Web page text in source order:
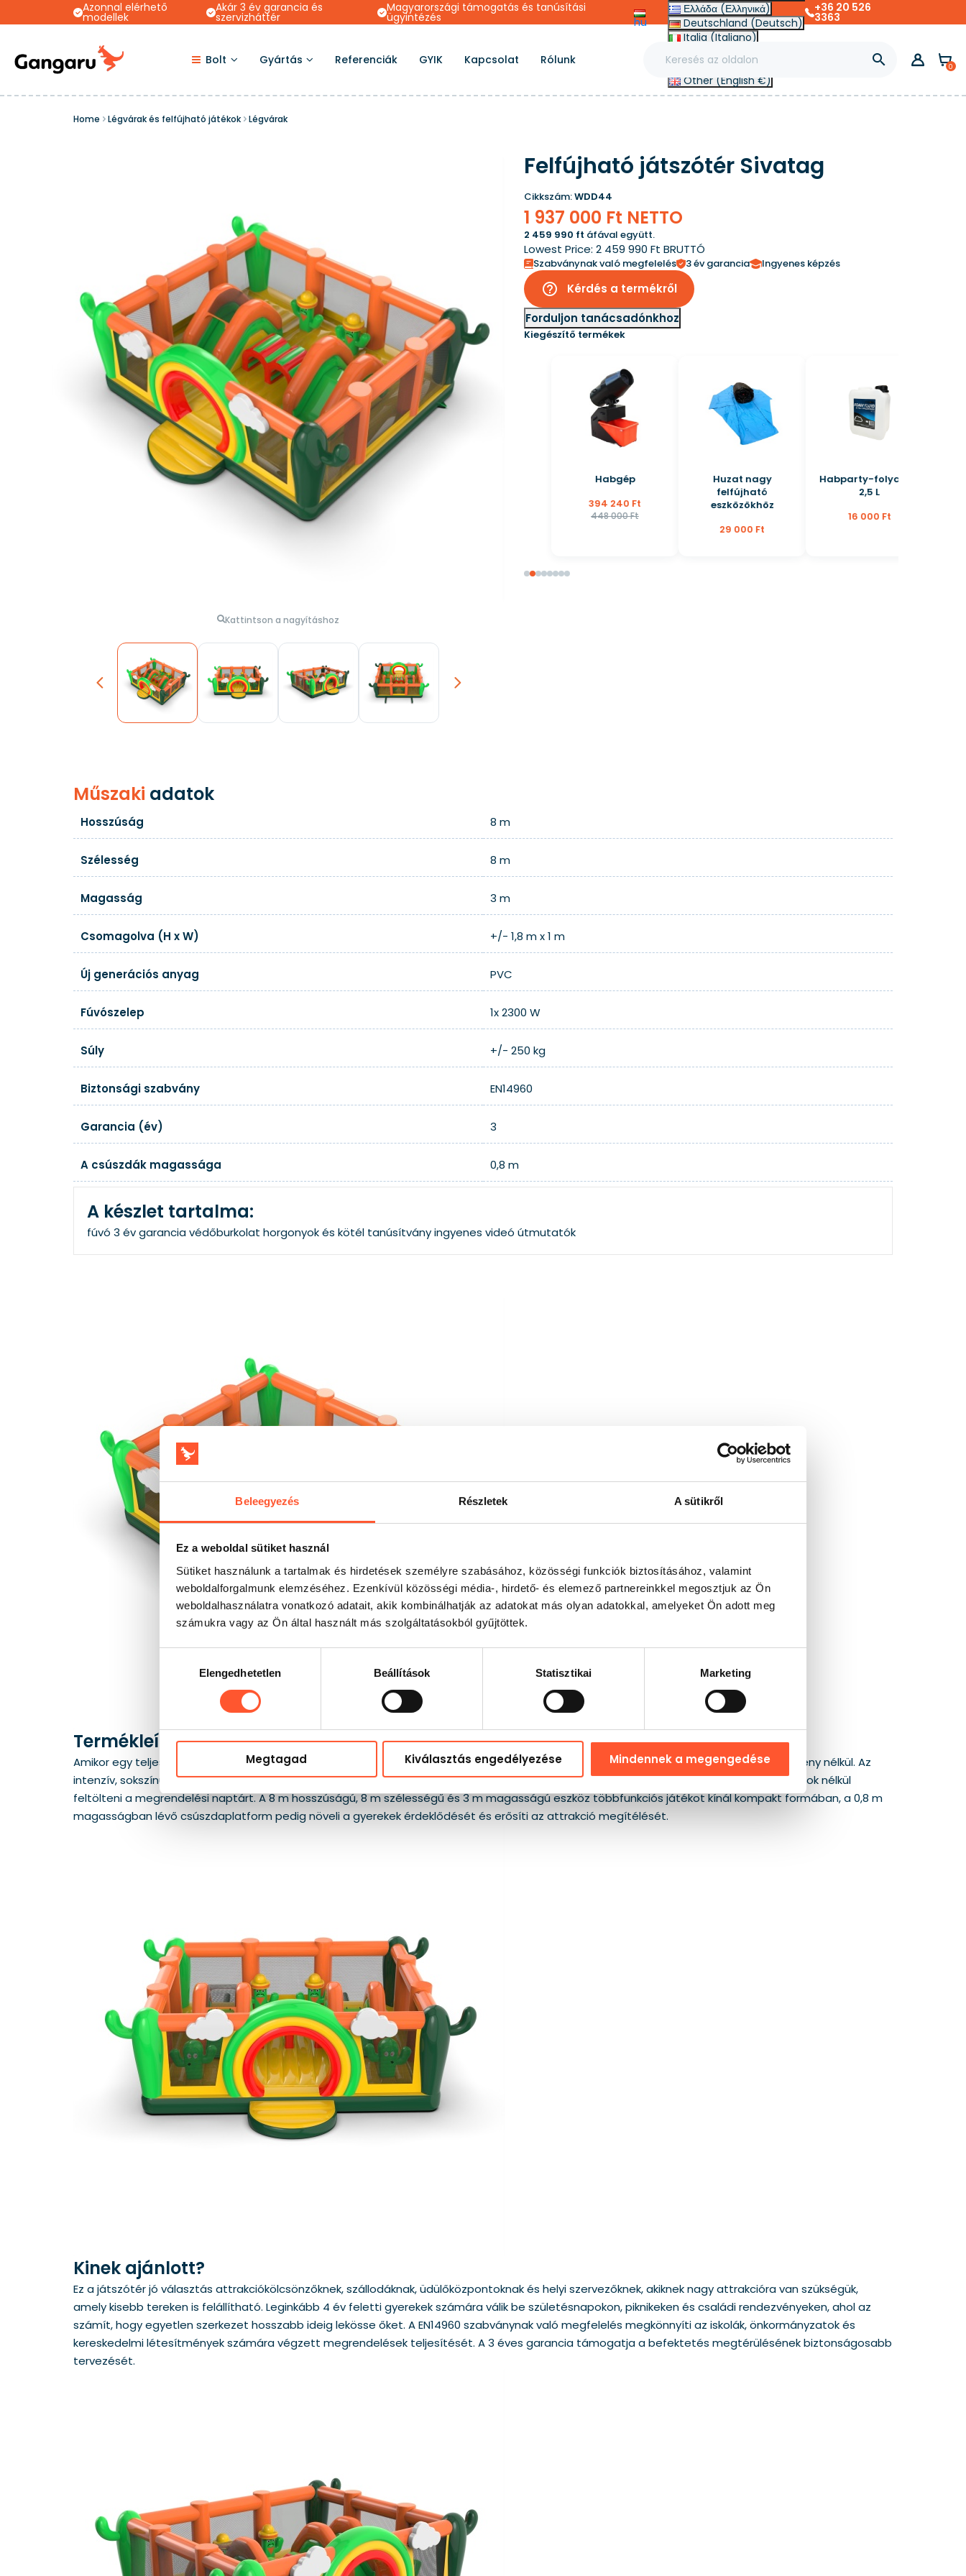
Beleegyezés Részletek A sütikről
Ez a weboldal sütiket használ
Sütiket használunk a tartalmak és hirdetések személyre szabásához, közösségi funkciók biztosításához, valamint
weboldalforgalmunk elemzéséhez. Ezenkívül közösségi média-, hirdető- és elemező partnereinkkel megosztjuk az Ön
weboldalhasználatra vonatkozó adatait, akik kombinálhatják az adatokat más olyan adatokkal, amelyeket Ön adott meg
számukra vagy az Ön által használt más szolgáltatásokból gyűjtöttek.
kiválasztásaElengedhetetlen Beállítások Statisztikai Marketing
Megtagad Kiválasztás engedélyezése Mindennek a megengedése
Azonnal elérhető
modellek
Akár 3 év garancia és
szervizháttér
Magyarországi támogatás és tanúsítási
ügyintézés hu
Ελλάδα (Ελληνικά)
Deutschland (Deutsch)
Italia (Italiano)
Slovensko (Slovenčina)
France (Français)
Other (English €)
+36 20 526
3363
Bolt Gyártás Referenciák GYIK Kapcsolat Rólunk  0
Home Légvárak és felfújható játékok Légvárak
Kattintson a nagyításhoz
Previous
Felfújható játszótér Sivatag
Cikkszám:WDD44
1 937 000 Ft NETTO
2 459 990 ft áfával együtt.
Lowest Price: 2 459 990 Ft BRUTTÓ
Szabványnak való megfelelés 3 év garancia Ingyenes képzés
help_outline
Kérdés a termékről
Forduljon tanácsadónkhoz
Kiegészítő termékek
Habgép
394 240 Ft
448 000 Ft
Huzat nagy
felfújható
eszközökhöz
29 000 Ft
Habparty-folyadék
16 000 Ft
Műszaki adatok
Hosszúság 8 m
Szélesség 8 m
Magasság 3 m
Csomagolva (H x W) +/- 1,8 m x 1 m
Új generációs anyag PVC
Fúvószelep 1x 2300 W
Súly +/- 250 kg
Biztonsági szabvány EN14960
Garancia (év) 3
A csúszdák magassága 0,8 m
A készlet tartalma:
fúvó 3 év garanciavédőburkolat horgonyok és kötél tanúsítványingyenes videó útmutatók
Termékleírás
Amikor egy teljes játszózónának korlátozott területen kell elférnie, olyan szerkezet számít, amely nagy attrakciónak látszik túlzott helyigény nélkül. Az
intenzív, sokszínű játszótérforma messziről vonzza a tekintetet, és nem kell a rendezvény témájához igazítani, így könnyebb fennakadások nélkül
feltölteni a megrendelési naptárt. A 8 m hosszúságú, 8 m szélességű és 3 m magasságú eszköz többfunkciós játékot kínál kompakt formában, a 0,8 m
magasságban lévő csúszdaplatform pedig növeli a gyerekek érdeklődését és erősíti az attrakció megítélését.
Kinek ajánlott?
Ez a játszótér jó választás attrakciókölcsönzőknek, szállodáknak, üdülőközpontoknak és helyi szervezőknek, akiknek nagy attrakcióra van szükségük,
amely kisebb tereken is felállítható. Leginkább 4 év feletti gyerekek számára válik be születésnapokon, piknikeken és családi rendezvényeken, ahol az
számít, hogy egyetlen szerkezet hosszabb ideig lekösse őket. A EN14960 szabványnak való megfelelés megkönnyíti az iskolák, önkormányzatok és
kereskedelmi létesítmények számára végzett megrendelések teljesítését. A 3 éves garancia támogatja a befektetés megtérülésének biztonságosabb
tervezését.